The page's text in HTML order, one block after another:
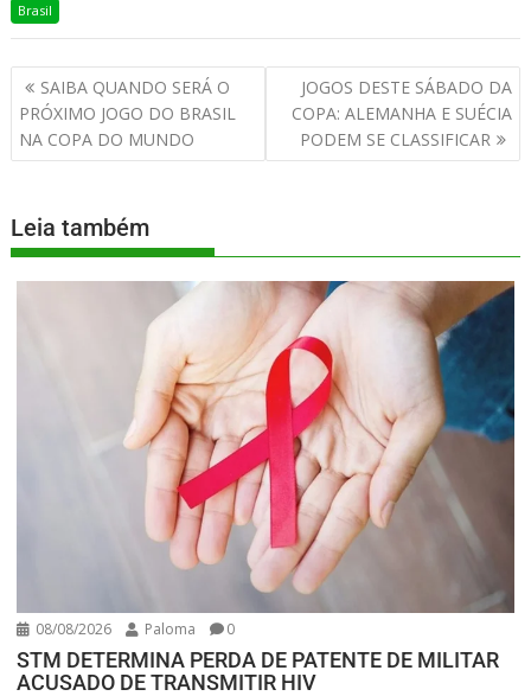
Brasil
SAIBA QUANDO SERÁ O
PRÓXIMO JOGO DO BRASIL
NA COPA DO MUNDO
JOGOS DESTE SÁBADO DA
COPA: ALEMANHA E SUÉCIA
PODEM SE CLASSIFICAR
Leia também
08/08/2026 Paloma 0
STM DETERMINA PERDA DE PATENTE DE MILITAR
ACUSADO DE TRANSMITIR HIV